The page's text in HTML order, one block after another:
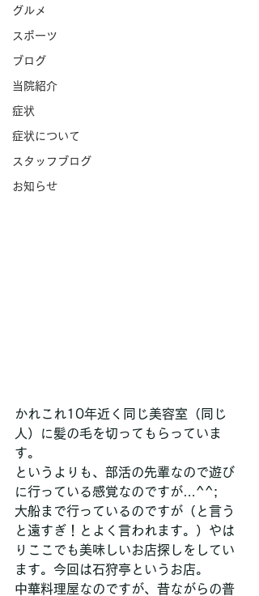
グルメ
スポーツ
ブログ
当院紹介
症状
症状について
スタッフブログ
お知らせ
かれこれ10年近く同じ美容室（同じ
人）に髪の毛を切ってもらっていま
す。
というよりも、部活の先輩なので遊び
に行っている感覚なのですが…^^;
大船まで行っているのですが（と言う
と遠すぎ！とよく言われます。）やは
りここでも美味しいお店探しをしてい
ます。今回は石狩亭というお店。
中華料理屋なのですが、昔ながらの普